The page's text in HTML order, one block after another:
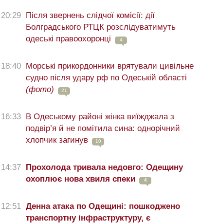
20:29 Після звернень слідчої комісії: дії
Болградського РТЦК розслідуватимуть
одеські правоохоронці
4
18:40 Морські прикордонники врятували цивільне
судно після удару рф по Одеській області
(фото)
21
16:33 В Одеському районі жінка виїжджала з
подвір’я й не помітила сина: однорічний
хлопчик загинув
10
14:37 Прохолода тривала недовго: Одещину
охоплює нова хвиля спеки
4
12:51 Денна атака по Одещині: пошкоджено
транспортну інфраструктуру, є